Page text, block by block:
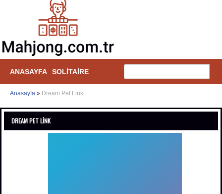
ANASAYFA SOLITAIRE
Anasayfa » Dream Pet Link
DREAM PET LINK